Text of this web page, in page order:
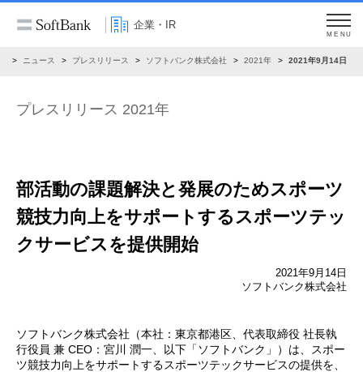
企業・IR
MENU
ニュース プレスリリース ソフトバンク株式会社 2021年 2021年9月14日
プレスリリース 2021年
部活動の課題解決と発展のためスポーツ
競技力向上をサポートするスポーツテッ
クサービスを提供開始
2021年9月14日
ソフトバンク株式会社
ソフトバンク株式会社（本社：東京都港区、代表取締役 社長執
行役員 兼 CEO：宮川 潤一、以下「ソフトバンク」）は、スポー
ツ競技力向上をサポートするスポーツテックサービスの提供を、